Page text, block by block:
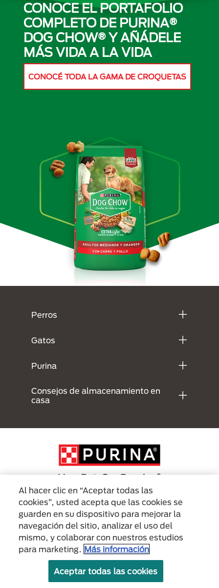
CONOCE EL PORTAFOLIO
COMPLETO DE PURINA®
DOG CHOW® Y AÑÁDELE
MÁS VIDA A LA VIDA
CONOCÉ TODA LA GAMA DE CROQUETAS
Perros
Gatos
Purina
Consejos de almacenamiento en
casa
Menu Footer Secundario Purina
All Nestlé Purina trademarks owned by Société des Produits Nestlé S.A.,
Vevey, Switzerland or are used with permission.
Políticas sobre
cookies
Términos de
privacidad
Al hacer clic en “Aceptar todas las
cookies”, usted acepta que las cookies se
guarden en su dispositivo para mejorar la
navegación del sitio, analizar el uso del
mismo, y colaborar con nuestros estudios
para marketing. Más información
Aceptar todas las cookies